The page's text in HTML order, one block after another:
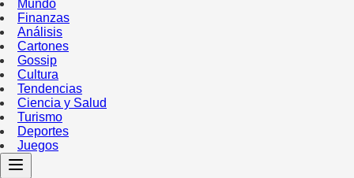
Mundo
Finanzas
Análisis
Cartones
Gossip
Cultura
Tendencias
Ciencia y Salud
Turismo
Deportes
Juegos